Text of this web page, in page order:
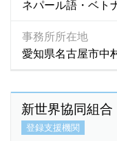
ネパール語・ベト
事務所所在地
愛知県名古屋市中
新世界協同組合
登録支援機関